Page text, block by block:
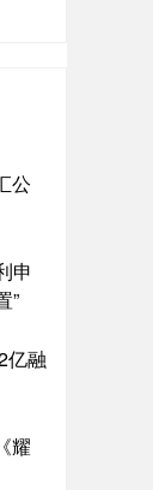
公
申
”
亿融
耀